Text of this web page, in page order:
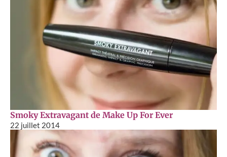
Smoky Extravagant de Make Up For Ever
22 juillet 2014